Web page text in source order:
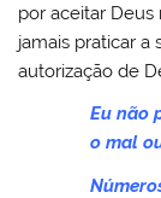
por aceitar
jamais praticar a
autorização de
Eu não
o mal